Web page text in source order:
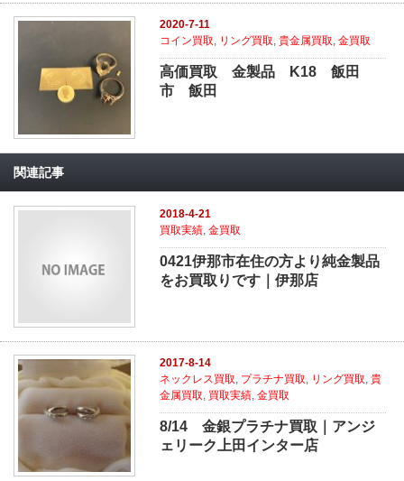
2020-7-11
コイン買取, リング買取,貴金属買取,金買取
高価買取 金製品 K18 飯田
市 飯田
関連記事
2018-4-21
買取実績 ,金買取
0421伊那市在住の方より純金製品
をお買取りです｜伊那店
2017-8-14
ネックレス買取, プラチナ買取, リング買取,貴
金属買取, 買取実績,金買取
8/14 金銀プラチナ買取｜アンジ
ェリーク上田インター店